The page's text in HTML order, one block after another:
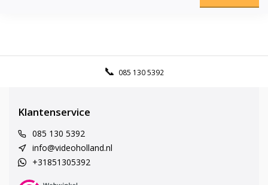
085 130 5392
Klantenservice
085 130 5392
info@videoholland.nl
+31851305392